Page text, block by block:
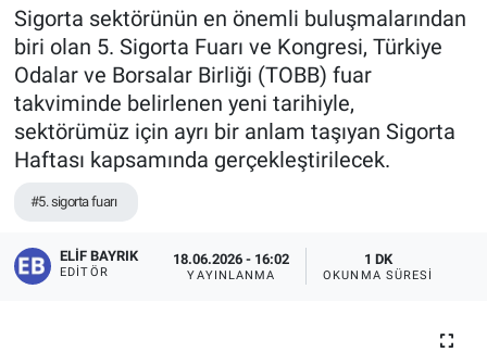
Sigorta sektörünün en önemli buluşmalarından
biri olan 5. Sigorta Fuarı ve Kongresi, Türkiye
Odalar ve Borsalar Birliği (TOBB) fuar
takviminde belirlenen yeni tarihiyle,
sektörümüz için ayrı bir anlam taşıyan Sigorta
Haftası kapsamında gerçekleştirilecek.
#5. sigorta fuarı
ELIF BAYRIK
EDITÖR
18.06.2026 - 16:02
YAYINLANMA
1 DK
OKUNMA SÜRESI
Son Dakika Haberleri
Haber Arşivi